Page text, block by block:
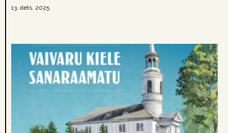
13. dets. 2025